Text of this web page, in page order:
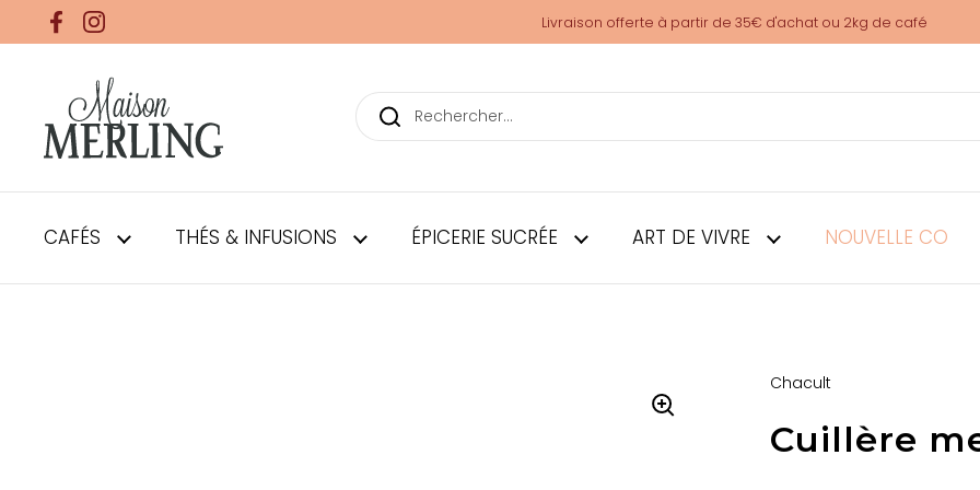
Passer au contenu
FacebookInstagram Livraison offerte à partir de 35€ d'achat ou 2kg de café
Cuillère mesure à café inox – Maison Merling
CAFÉS THÉS & INFUSIONS ÉPICERIE SUCRÉE ART DE VIVRE NOUVELLE CO
Chacult
Cuillère